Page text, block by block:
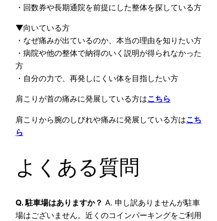
・回数券や長期通院を前提にした整体を探している方
▼向いている方
・なぜ痛みが出ているのか、本当の理由を知りたい方
・病院や他の整体で納得のいく説明が得られなかった
方
・自分の力で、再発しにくい体を目指したい方
肩こりが首の痛みに発展している方はこちら
肩こりから腕のしびれや痛みに発展している方はこち
ら
よくある質問
Q. 駐車場はありますか？ A. 申し訳ありませんが駐車
場はございません。近くのコインパーキングをご利用